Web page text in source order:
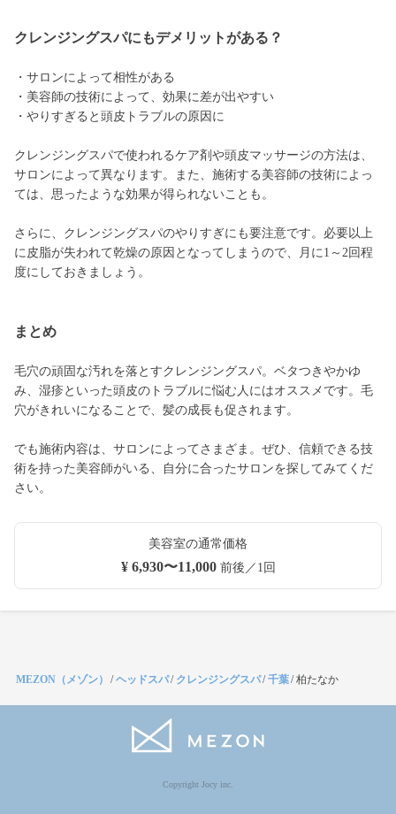
クレンジングスパにもデメリットがある？
・サロンによって相性がある
・美容師の技術によって、効果に差が出やすい
・やりすぎると頭皮トラブルの原因に
クレンジングスパで使われるケア剤や頭皮マッサージの方法は、
サロンによって異なります。また、施術する美容師の技術によっ
ては、思ったような効果が得られないことも。
さらに、クレンジングスパのやりすぎにも要注意です。必要以上
に皮脂が失われて乾燥の原因となってしまうので、月に1～2回程
度にしておきましょう。
まとめ
毛穴の頑固な汚れを落とすクレンジングスパ。ベタつきやかゆ
み、湿疹といった頭皮のトラブルに悩む人にはオススメです。毛
穴がきれいになることで、髪の成長も促されます。
でも施術内容は、サロンによってさまざま。ぜひ、信頼できる技
術を持った美容師がいる、自分に合ったサロンを探してみてくだ
さい。
美容室の通常価格
¥ 6,930〜11,000前後／1回
MEZON（メゾン） /ヘッドスパ/ クレンジングスパ/千葉/柏たなか
Copyright Jocy inc.